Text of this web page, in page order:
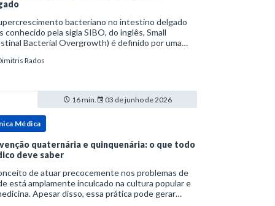
bacteriano no intestino delgado
conhecido pela sigla SIBO, do inglês, Small
Bacterial Overgrowth) é definido por uma
de disbiose do trato digestivo. P
Rados
16 min. 03 de junho de 2026
Médica
quaternária e quinquenária: o que todo
deve saber
de atuar precocemente nos problemas de
está amplamente inculcado na cultura popular e
Apesar disso, essa prática pode gerar